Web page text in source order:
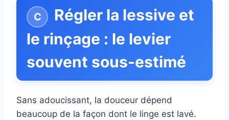
Régler la lessive et
le rinçage : le levier
souvent sous-estimé
Sans adoucissant, la douceur dépend
beaucoup de la façon dont le linge est lavé.